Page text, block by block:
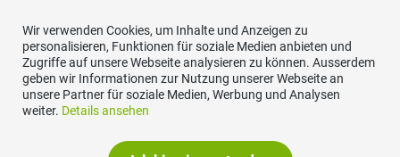
Besuchen Sie uns bei:
Wir verwenden Cookies, um Inhalte und Anzeigen zu
personalisieren, Funktionen für soziale Medien anbieten und
Zugriffe auf unsere Webseite analysieren zu können. Ausserdem
geben wir Informationen zur Nutzung unserer Webseite an
unsere Partner für soziale Medien, Werbung und Analysen
weiter. Details ansehen